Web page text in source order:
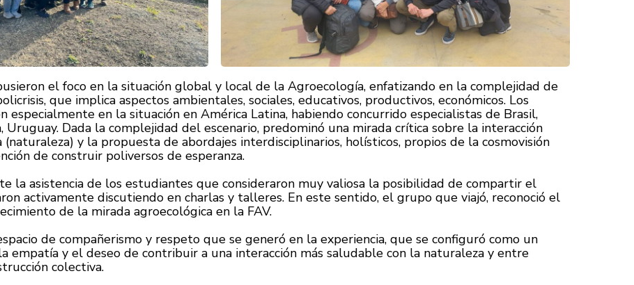
el foco en la situación global y local de la Agroecología, enfatizando en la complejidad de
que implica aspectos ambientales, sociales, educativos, productivos, económicos. Los
especialmente en la situación en América Latina, habiendo concurrido especialistas de Brasil,
Uruguay. Dada la complejidad del escenario, predominó una mirada crítica sobre la interacción
(naturaleza) y la propuesta de abordajes interdisciplinarios, holísticos, propios de la cosmovisión
de construir poliversos de esperanza.
la asistencia de los estudiantes que consideraron muy valiosa la posibilidad de compartir el
activamente discutiendo en charlas y talleres. En este sentido, el grupo que viajó, reconoció el
de la mirada agroecológica en la FAV.
de compañerismo y respeto que se generó en la experiencia, que se configuró como un
empatía y el deseo de contribuir a una interacción más saludable con la naturaleza y entre
colectiva.